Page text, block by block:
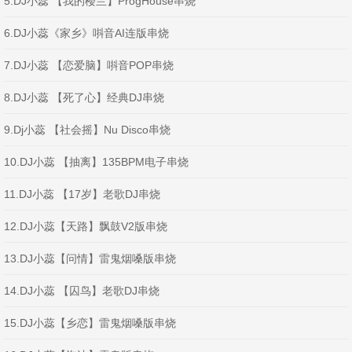
6.DJ小蕊《家乡》唞音AI连版串烧
7.DJ小蕊 【恋爱脑】唞音POP串烧
8.DJ小蕊 【死了心】经典DJ串烧
9.Dj小蕊 【社会摇】Nu Disco串烧
10.DJ小蕊 【抽离】135BPM电子串烧
11.DJ小蕊 【17岁】老歌DJ串烧
12.DJ小蕊【天路】飘鼓V2版串烧
13.DJ小蕊【问情】雷鬼烟嗓版串烧
14.DJ小蕊 【囚鸟】老歌DJ串烧
15.DJ小蕊【乡恋】雷鬼烟嗓版串烧